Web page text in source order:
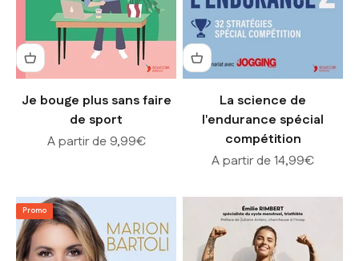
Je bouge plus sans faire
de sport
Prix de vente
A partir de 9,99€
La science de
l'endurance spécial
compétition
Prix de vente
A partir de 14,99€
Promo